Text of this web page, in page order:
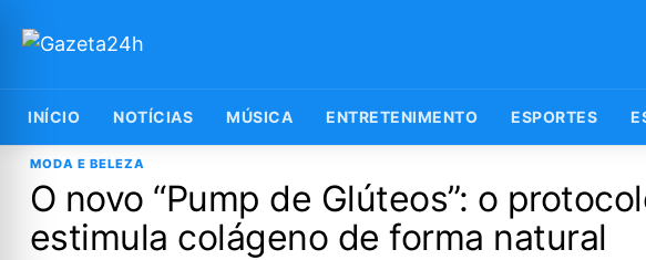
INÍCIO NOTÍCIAS MÚSICA ENTRETENIMENTO ESPORTES
MODA E BELEZA
O novo “Pump de Glúteos”: o
estimula colágeno de forma natural